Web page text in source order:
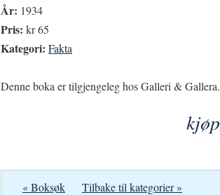
År: 1934
Pris: kr 65
Kategori: Fakta
Denne boka er tilgjengeleg hos Galleri & Gallera.
kjøp
« Boksøk Tilbake til kategorier »